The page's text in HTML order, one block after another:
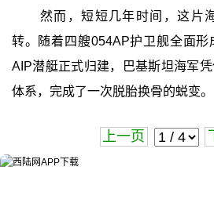
然而，短短几年时间，这片
转。随着四艘054AP护卫舰全面形
AIP潜艇正式归建，巴基斯坦海军
体系，完成了一次脱胎换骨的蜕变。
上一页